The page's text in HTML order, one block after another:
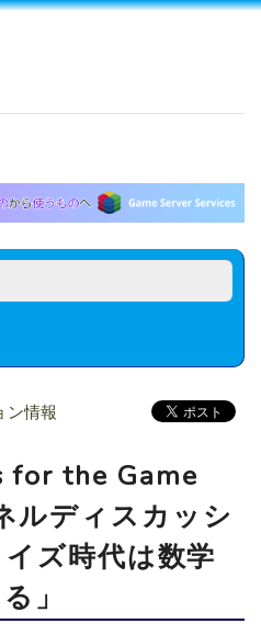
ン情報
for the Game
ルディスカッシ
ズ時代は数学
」